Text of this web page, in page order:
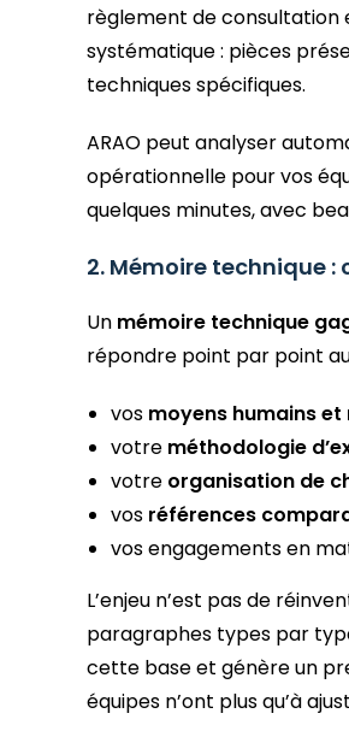
règlement de consultation
systématique : pièces
techniques spécifiques.
ARAO peut analyser
opérationnelle pour vos
quelques minutes, avec
2. Mémoire technique
Un mémoire technique
répondre point par point
vos moyens humains
votre méthodologie
votre organisation de
vos références
vos engagements en
L’enjeu n’est pas de
paragraphes types par
cette base et génère un
équipes n’ont plus qu’à